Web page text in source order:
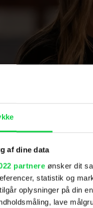
af dine data
partnere ønsker dit
statistik og
oplysninger på din
lave